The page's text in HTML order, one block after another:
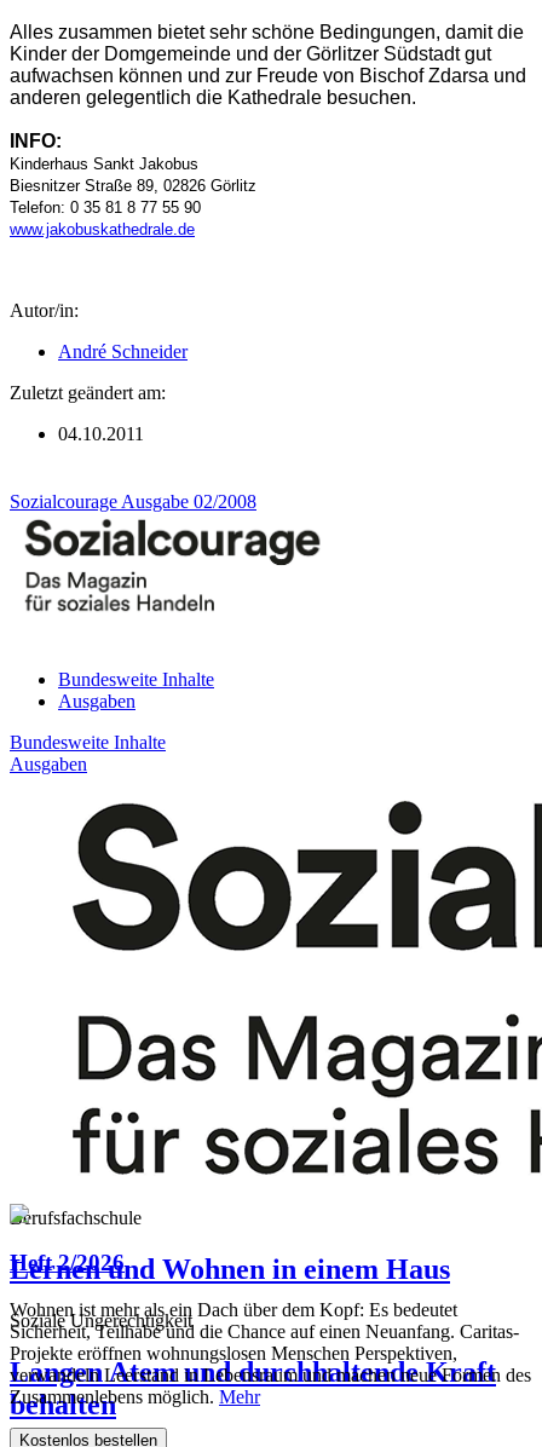
Alles zusammen bietet sehr schöne Bedingungen, damit die
Kinder der Domgemeinde und der Görlitzer Südstadt gut
aufwachsen können und zur Freude von Bischof Zdarsa und
anderen gelegentlich die Kathedrale besuchen.
INFO:
Kinderhaus Sankt Jakobus
Biesnitzer Straße 89, 02826 Görlitz
Telefon: 0 35 81 8 77 55 90
www.jakobuskathedrale.de
Autor/in:
André Schneider
Zuletzt geändert am:
04.10.2011
Sozialcourage Ausgabe 02/2008
Bundesweite Inhalte
Ausgaben
Bundesweite Inhalte
Ausgaben
Caritas-Mitarbeiter
Ruhestand im Ersatzbüro
Jugendhaus
Farbtöne in Orange und Gelb
Migration
Reges Treiben und großes Stimmengewirr
Allgemeine Sozialberatung
Not ist weiblich ...!
Berufsfachschule
Lernen und Wohnen in einem Haus
Soziale Ungerechtigkeit
Langen Atem und durchhaltende Kraft
behalten
Heft 2/2026
Wohnen ist mehr als ein Dach über dem Kopf: Es bedeutet
Sicherheit, Teilhabe und die Chance auf einen Neuanfang. Caritas-
Projekte eröffnen wohnungslosen Menschen Perspektiven,
verwandeln Leerstand in Lebensraum und machen neue Formen des
Zusammenlebens möglich. Mehr
Kostenlos bestellen